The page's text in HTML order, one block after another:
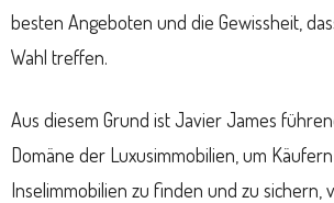
besten Angeboten und die Gewissheit,
Wahl treffen.
Aus diesem Grund ist Javier James
Domäne der Luxusimmobilien, um
Inselimmobilien zu finden und zu sichern,